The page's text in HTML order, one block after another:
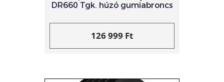
DR660 Tgk. húzó gumiabroncs
126 999 Ft